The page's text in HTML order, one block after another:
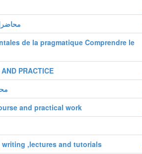
de la pragmatique Comprendre le
PRACTICE
and practical work
writing ,lectures and tutorials